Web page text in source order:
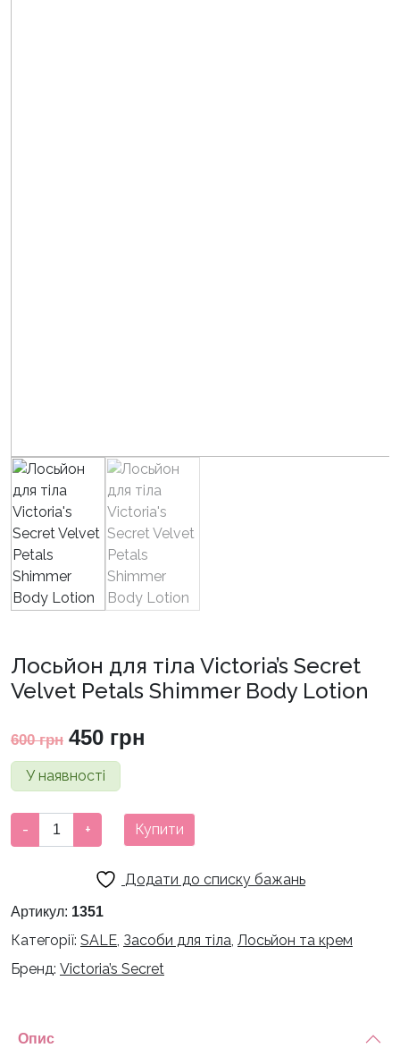
Лосьйон для тіла Victoria’s Secret
Velvet Petals Shimmer Body Lotion
600грн Оригінальна
ціна:
450 грн
У наявності
Лосьйон
для
Secret
Shimmer
кількість
- + Купити
Додати до списку бажань
Артикул: 1351
Категорії: SALE, Засоби для тіла, Лосьйон та крем
Бренд: Victoria’s Secret
Опис